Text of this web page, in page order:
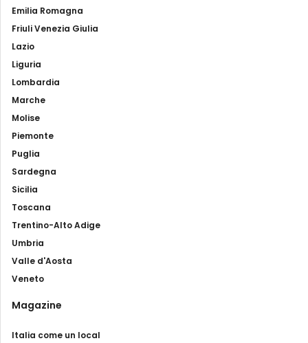
Emilia Romagna
Friuli Venezia Giulia
Lazio
Liguria
Lombardia
Marche
Molise
Piemonte
Puglia
Sardegna
Sicilia
Toscana
Trentino-Alto Adige
Umbria
Valle d'Aosta
Veneto
Magazine
Italia come un local